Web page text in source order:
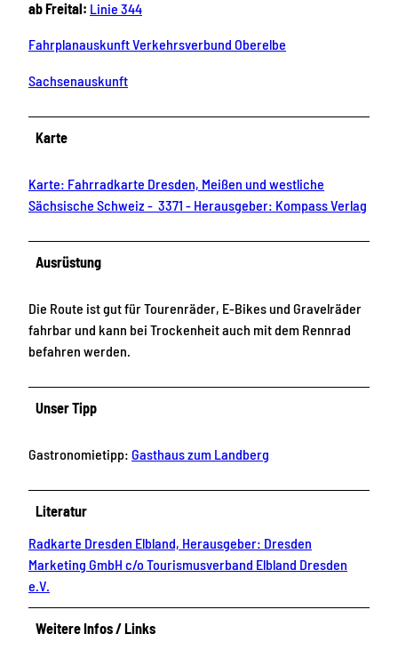
ab Freital: Linie 344
Fahrplanauskunft Verkehrsverbund Oberelbe
Sachsenauskunft
Karte
Karte: Fahrradkarte Dresden, Meißen und westliche
Sächsische Schweiz - 3371 - Herausgeber: Kompass Verlag
Ausrüstung
Die Route ist gut für Tourenräder, E-Bikes und Gravelräder
fahrbar und kann bei Trockenheit auch mit dem Rennrad
befahren werden.
Unser Tipp
Gastronomietipp: Gasthaus zum Landberg
Literatur
Radkarte Dresden Elbland, Herausgeber: Dresden
Marketing GmbH c/o Tourismusverband Elbland Dresden
e.V.
Weitere Infos / Links